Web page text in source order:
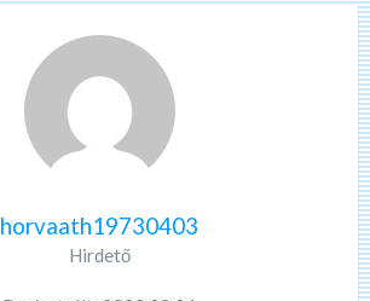
horvaath19730403
Hirdető